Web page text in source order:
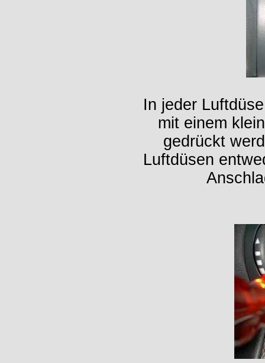
In jeder
mit einem
gedrückt
Luftdüsen